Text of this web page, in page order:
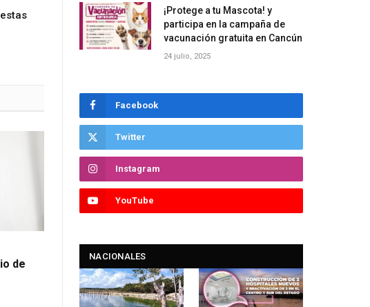
de
¡Protege a tu Mascota! y
participa en la campaña de
vacunación gratuita en Cancún
24 julio, 2025
Facebook
Twitter
Instagram
YouTube
NACIONALES